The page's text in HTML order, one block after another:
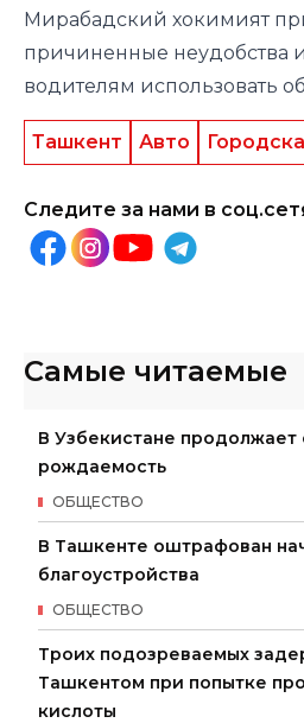
Мирабадский хокимият
причиненные неудобства
водителям использовать
Ташкент Авто
Следите за нами в
Самые читаемые
В Узбекистане продолжает
рождаемость
ОБЩЕСТВО
В Ташкенте оштрафован
благоустройства
ОБЩЕСТВО
Троих подозреваемых
Ташкентом при попытке
кислоты